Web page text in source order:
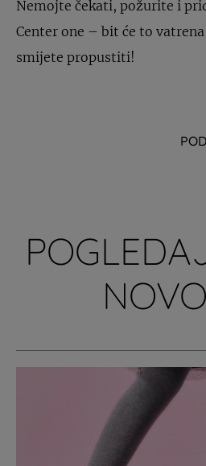
Nemojte čekati, požurite i
Center one – bit će to
smijete propustiti!